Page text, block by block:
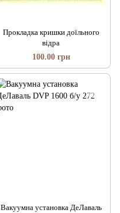
Прокладка кришки доїльного
відра
100.00 грн
Вакуумна установка ДеЛаваль